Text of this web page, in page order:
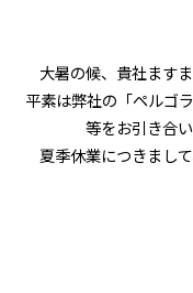
大暑の候、貴社ます
平素は弊社の「ペルゴ
等をお引き合
夏季休業につきまし